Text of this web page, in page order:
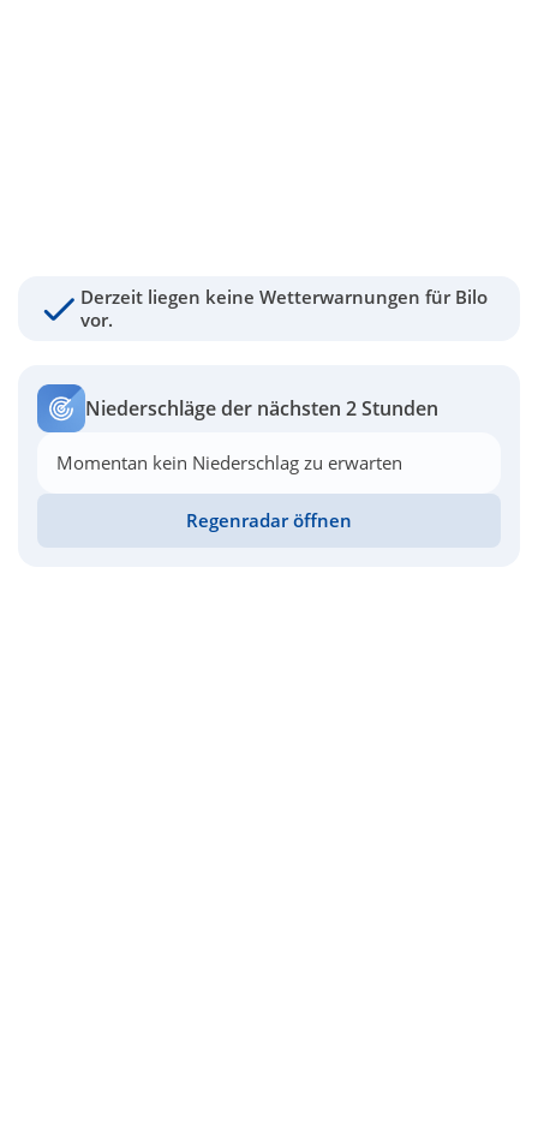
Derzeit liegen keine Wetterwarnungen für Bilo
vor.
Niederschläge der nächsten 2 Stunden
Momentan kein Niederschlag zu erwarten
Regenradar öffnen